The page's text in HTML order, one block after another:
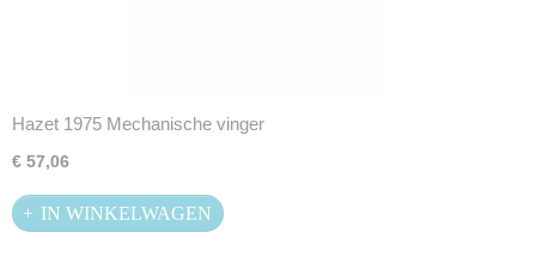
Hazet 1975 Mechanische vinger
€ 57,06
IN WINKELWAGEN